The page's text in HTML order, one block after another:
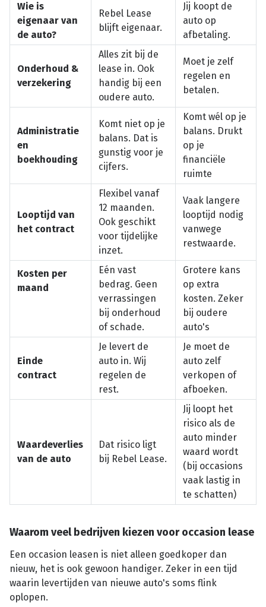
Wie is
eigenaar van
de auto?
Rebel Lease
blijft eigenaar.
Jij koopt de
auto op
afbetaling.
Onderhoud &
verzekering
Alles zit bij de
lease in. Ook
handig bij een
oudere auto.
Moet je zelf
regelen en
betalen.
Administratie
en
boekhouding
Komt niet op je
balans. Dat is
gunstig voor je
cijfers.
Komt wél op je
balans. Drukt
op je
financiële
ruimte
Looptijd van
het contract
Flexibel vanaf
12 maanden.
Ook geschikt
voor tijdelijke
inzet.
Vaak langere
looptijd nodig
vanwege
restwaarde.
Kosten per
maand
Eén vast
bedrag. Geen
verrassingen
bij onderhoud
of schade.
Grotere kans
op extra
kosten. Zeker
bij oudere
auto's
Einde
contract
Je levert de
auto in. Wij
regelen de
rest.
Je moet de
auto zelf
verkopen of
afboeken.
Waardeverlies
van de auto
Dat risico ligt
bij Rebel Lease.
Jij loopt het
risico als de
auto minder
waard wordt
(bij occasions
vaak lastig in
te schatten)
Waarom veel bedrijven kiezen voor occasion lease
Een occasion leasen is niet alleen goedkoper dan
nieuw, het is ook gewoon handiger. Zeker in een tijd
waarin levertijden van nieuwe auto's soms flink
oplopen.